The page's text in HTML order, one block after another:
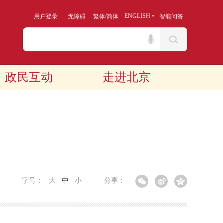
用户登录 无障碍 繁体/简体 ENGLISH 智能问答
政民互动 走进北京
分享：
字号： 大 中 小